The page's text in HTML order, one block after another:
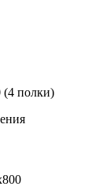
(4 полки)